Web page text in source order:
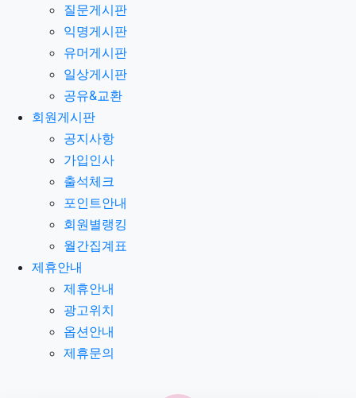
질문게시판
익명게시판
유머게시판
일상게시판
공유&교환
회원게시판
공지사항
가입인사
출석체크
포인트안내
회원별랭킹
월간집계표
제휴안내
제휴안내
광고위치
옵션안내
제휴문의